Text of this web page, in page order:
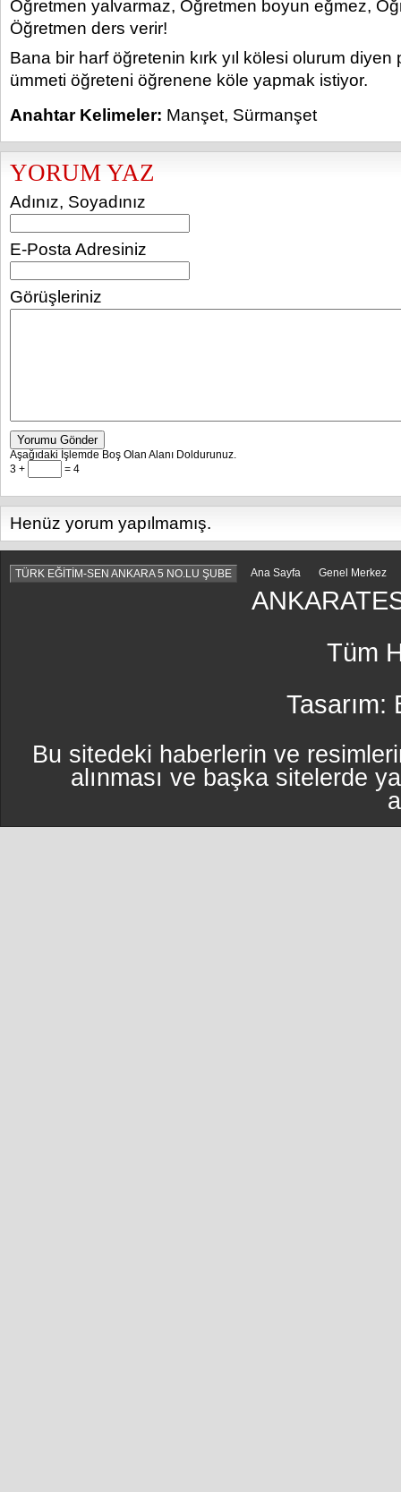
Öğretmen yalvarmaz, Öğretmen boyun eğmez,
Öğretmen ders verir!
Bana bir harf öğretenin kırk yıl kölesi olurum diyen
ümmeti öğreteni öğrenene köle yapmak istiyor.
Anahtar Kelimeler: Manşet, Sürmanşet
YORUM YAZ
Adınız, Soyadınız
E-Posta Adresiniz
Görüşleriniz
Yorumu Gönder
Aşağıdaki İşlemde Boş Olan Alanı Doldurunuz.
3 +
= 4
Henüz yorum yapılmamış.
TÜRK EĞİTİM-SEN ANKARA 5 NO.LU ŞUBE Ana Sayfa Genel Merkez
Tüm
Tasarım:
Bu sitedeki haberlerin ve
alınması ve başka sitelerde